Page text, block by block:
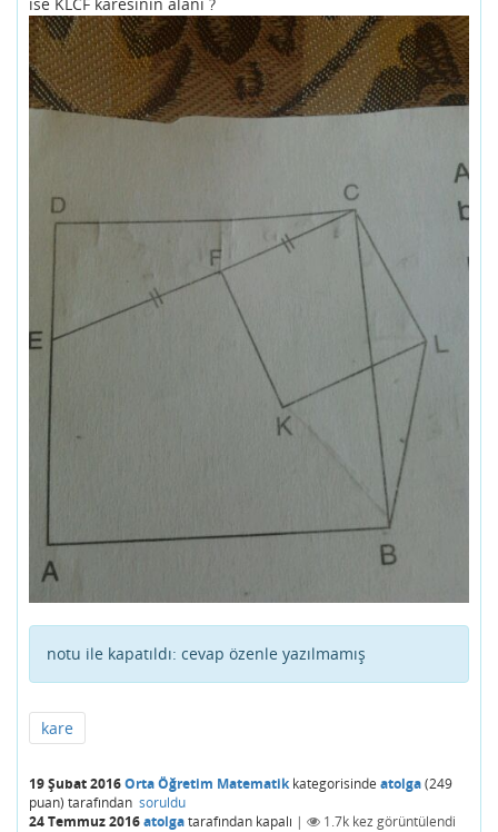
notu ile kapatıldı: cevap özenle yazılmamış
kare
19 Şubat 2016Orta Öğretim Matematikkategorisinde atolga(249
puan) tarafından soruldu
24 Temmuz 2016atolgatarafından kapalı | 1.7k kez görüntülendi